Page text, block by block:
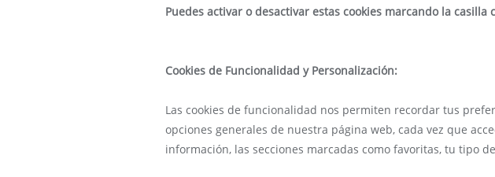
Puedes activar o desactivar estas cookies marcando la casilla
Cookies de Funcionalidad y Personalización:
Las cookies de funcionalidad nos permiten recordar tus
opciones generales de nuestra página web, cada vez que
información, las secciones marcadas como favoritas, tu tipo